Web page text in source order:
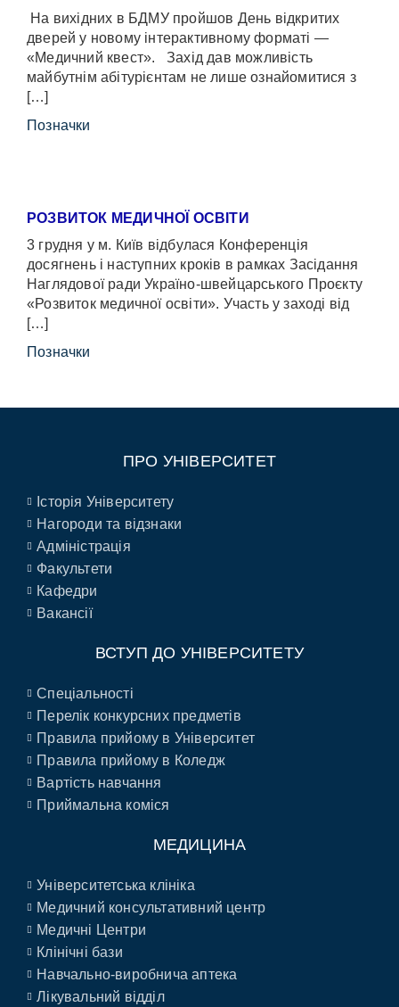
На вихідних в БДМУ пройшов День відкритих
дверей у новому інтерактивному форматі —
«Медичний квест». Захід дав можливість
майбутнім абітурієнтам не лише ознайомитися з
[…]
Позначки
РОЗВИТОК МЕДИЧНОЇ ОСВІТИ
3 грудня у м. Київ відбулася Конференція
досягнень і наступних кроків в рамках Засідання
Наглядової ради Україно-швейцарського Проєкту
«Розвиток медичної освіти». Участь у заході від
[…]
Позначки
ПРО УНІВЕРСИТЕТ
Історія Університету
Нагороди та відзнаки
Адміністрація
Факультети
Кафедри
Вакансії
ВСТУП ДО УНІВЕРСИТЕТУ
Спеціальності
Перелік конкурсних предметів
Правила прийому в Університет
Правила прийому в Коледж
Вартість навчання
Приймальна коміся
МЕДИЦИНА
Університетська клініка
Медичний консультативний центр
Медичні Центри
Клінічні бази
Навчально-виробнича аптека
Лікувальний відділ